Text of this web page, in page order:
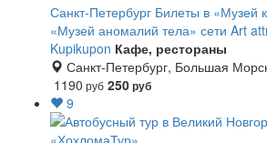
Санкт-Петербург Билеты в «Музей
«Музей аномалий тела» сети Art
Kupikupon Кафе, рестораны
Санкт-Петербург, Большая
1190 руб 250руб
9